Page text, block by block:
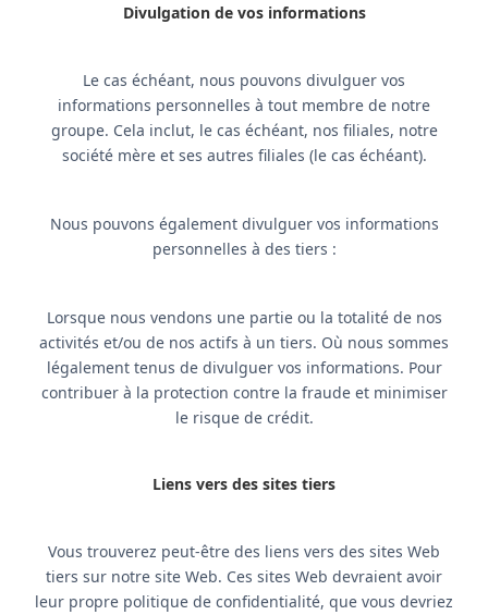
Divulgation de vos informations
Le cas échéant, nous pouvons divulguer vos
informations personnelles à tout membre de notre
groupe. Cela inclut, le cas échéant, nos filiales, notre
société mère et ses autres filiales (le cas échéant).
Nous pouvons également divulguer vos informations
personnelles à des tiers :
Lorsque nous vendons une partie ou la totalité de nos
activités et/ou de nos actifs à un tiers. Où nous sommes
légalement tenus de divulguer vos informations. Pour
contribuer à la protection contre la fraude et minimiser
le risque de crédit.
Liens vers des sites tiers
Vous trouverez peut-être des liens vers des sites Web
tiers sur notre site Web. Ces sites Web devraient avoir
leur propre politique de confidentialité, que vous devriez